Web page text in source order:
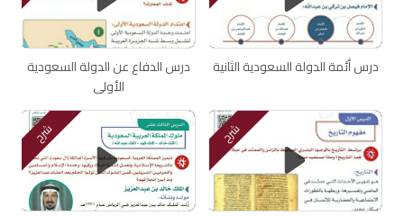
درس أئمة الدولة السعودية الثانية
درس الدفاع عن الدولة السعودية
الأولى
شرح شرح